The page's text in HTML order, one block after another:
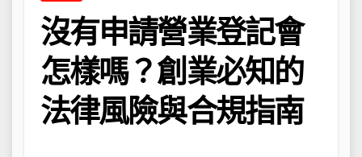
沒有申請營業登記會
怎樣嗎？創業必知的
法律風險與合規指南